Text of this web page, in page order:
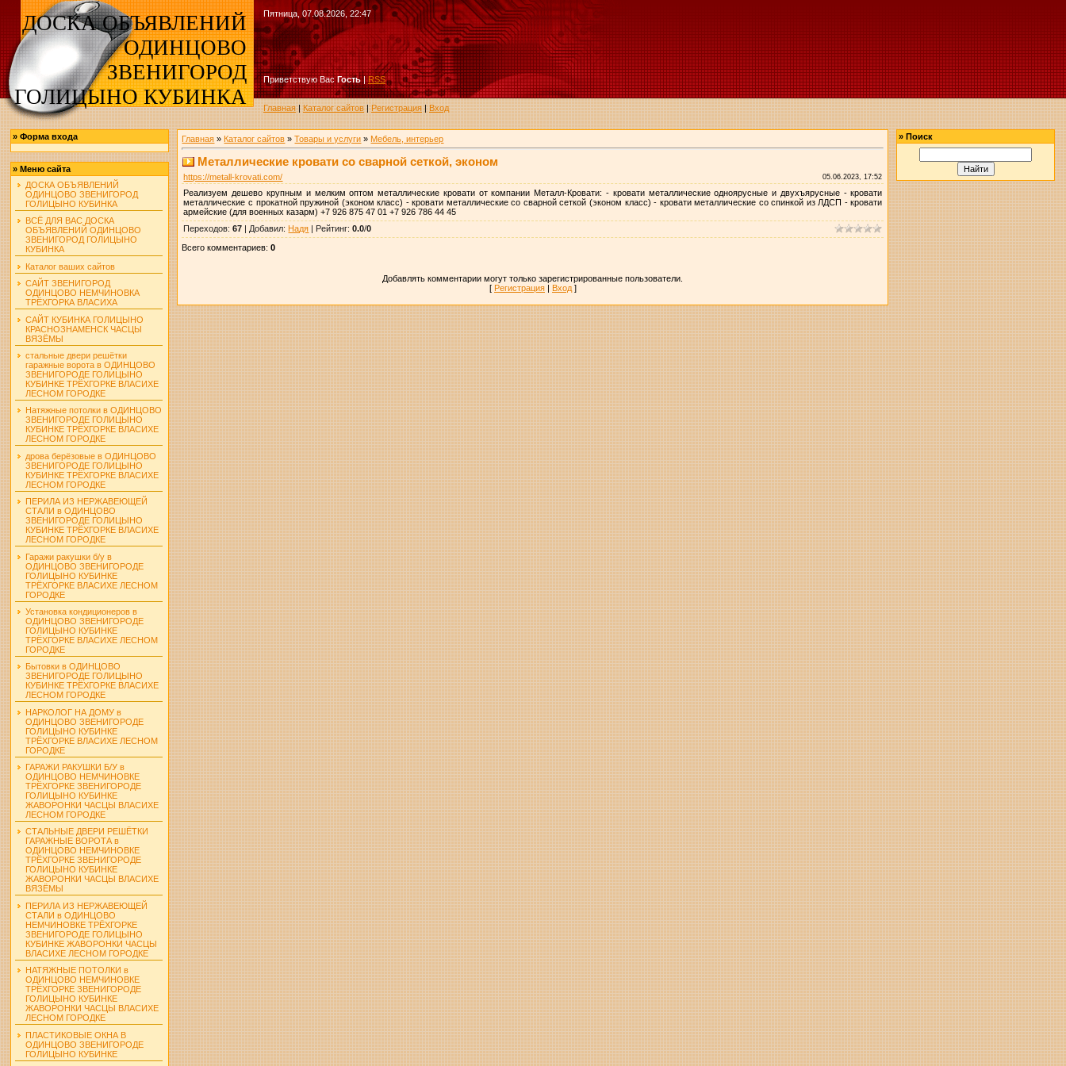
ДОСКА ОБЪЯВЛЕНИЙ
ОДИНЦОВО
ЗВЕНИГОРОД
ГОЛИЦЫНО КУБИНКА
Пятница, 07.08.2026, 22:47
Приветствую Вас Гость|RSS
Главная|Каталог сайтов|Регистрация|Вход
»Форма входа
»Меню сайта
ДОСКА ОБЪЯВЛЕНИЙ
ОДИНЦОВО ЗВЕНИГОРОД
ГОЛИЦЫНО КУБИНКА
ВСЁ ДЛЯ ВАС ДОСКА
ОБЪЯВЛЕНИЙ ОДИНЦОВО
ЗВЕНИГОРОД ГОЛИЦЫНО
КУБИНКА
Каталог ваших сайтов
САЙТ ЗВЕНИГОРОД
ОДИНЦОВО НЕМЧИНОВКА
ТРЁХГОРКА ВЛАСИХА
САЙТ КУБИНКА ГОЛИЦЫНО
КРАСНОЗНАМЕНСК ЧАСЦЫ
ВЯЗЁМЫ
стальные двери решётки
гаражные ворота в ОДИНЦОВО
ЗВЕНИГОРОДЕ ГОЛИЦЫНО
КУБИНКЕ ТРЁХГОРКЕ ВЛАСИХЕ
ЛЕСНОМ ГОРОДКЕ
Натяжные потолки в ОДИНЦОВО
ЗВЕНИГОРОДЕ ГОЛИЦЫНО
КУБИНКЕ ТРЁХГОРКЕ ВЛАСИХЕ
ЛЕСНОМ ГОРОДКЕ
дрова берёзовые в ОДИНЦОВО
ЗВЕНИГОРОДЕ ГОЛИЦЫНО
КУБИНКЕ ТРЁХГОРКЕ ВЛАСИХЕ
ЛЕСНОМ ГОРОДКЕ
ПЕРИЛА ИЗ НЕРЖАВЕЮЩЕЙ
СТАЛИ в ОДИНЦОВО
ЗВЕНИГОРОДЕ ГОЛИЦЫНО
КУБИНКЕ ТРЁХГОРКЕ ВЛАСИХЕ
ЛЕСНОМ ГОРОДКЕ
Гаражи ракушки б/у в
ОДИНЦОВО ЗВЕНИГОРОДЕ
ГОЛИЦЫНО КУБИНКЕ
ТРЁХГОРКЕ ВЛАСИХЕ ЛЕСНОМ
ГОРОДКЕ
Установка кондиционеров в
ОДИНЦОВО ЗВЕНИГОРОДЕ
ГОЛИЦЫНО КУБИНКЕ
ТРЁХГОРКЕ ВЛАСИХЕ ЛЕСНОМ
ГОРОДКЕ
Бытовки в ОДИНЦОВО
ЗВЕНИГОРОДЕ ГОЛИЦЫНО
КУБИНКЕ ТРЁХГОРКЕ ВЛАСИХЕ
ЛЕСНОМ ГОРОДКЕ
НАРКОЛОГ НА ДОМУ в
ОДИНЦОВО ЗВЕНИГОРОДЕ
ГОЛИЦЫНО КУБИНКЕ
ТРЁХГОРКЕ ВЛАСИХЕ ЛЕСНОМ
ГОРОДКЕ
ГАРАЖИ РАКУШКИ Б/У в
ОДИНЦОВО НЕМЧИНОВКЕ
ТРЁХГОРКЕ ЗВЕНИГОРОДЕ
ГОЛИЦЫНО КУБИНКЕ
ЖАВОРОНКИ ЧАСЦЫ ВЛАСИХЕ
ЛЕСНОМ ГОРОДКЕ
СТАЛЬНЫЕ ДВЕРИ РЕШЁТКИ
ГАРАЖНЫЕ ВОРОТА в
ОДИНЦОВО НЕМЧИНОВКЕ
ТРЁХГОРКЕ ЗВЕНИГОРОДЕ
ГОЛИЦЫНО КУБИНКЕ
ЖАВОРОНКИ ЧАСЦЫ ВЛАСИХЕ
ВЯЗЁМЫ
ПЕРИЛА ИЗ НЕРЖАВЕЮЩЕЙ
СТАЛИ в ОДИНЦОВО
НЕМЧИНОВКЕ ТРЁХГОРКЕ
ЗВЕНИГОРОДЕ ГОЛИЦЫНО
КУБИНКЕ ЖАВОРОНКИ ЧАСЦЫ
ВЛАСИХЕ ЛЕСНОМ ГОРОДКЕ
НАТЯЖНЫЕ ПОТОЛКИ в
ОДИНЦОВО НЕМЧИНОВКЕ
ТРЁХГОРКЕ ЗВЕНИГОРОДЕ
ГОЛИЦЫНО КУБИНКЕ
ЖАВОРОНКИ ЧАСЦЫ ВЛАСИХЕ
ЛЕСНОМ ГОРОДКЕ
ПЛАСТИКОВЫЕ ОКНА В
ОДИНЦОВО ЗВЕНИГОРОДЕ
ГОЛИЦЫНО КУБИНКЕ
Главная » Каталог сайтов »Товары и услуги » Мебель, интерьер
Металлические кровати со сварной сеткой, эконом
https://metall-krovati.com/ 05.06.2023, 17:52
Реализуем дешево крупным и мелким оптом металлические кровати от компании Металл-Кровати: - кровати металлические одноярусные и двухъярусные - кровати
металлические с прокатной пружиной (эконом класс) - кровати металлические со сварной сеткой (эконом класс) - кровати металлические со спинкой из ЛДСП - кровати
армейские (для военных казарм) +7 926 875 47 01 +7 926 786 44 45
Переходов:67 | Добавил: Надя | Рейтинг:0.0/0
Всего комментариев:0
Добавлять комментарии могут только зарегистрированные пользователи.
[ Регистрация| Вход]
»Поиск